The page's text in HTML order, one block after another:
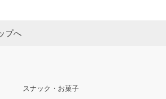
プへ
スナック・お菓子